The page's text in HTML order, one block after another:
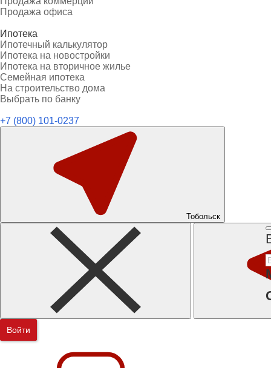
Продажа офиса
Ипотека
Ипотечный калькулятор
Ипотека на новостройки
Ипотека на вторичное жилье
Семейная ипотека
На строительство дома
Выбрать по банку
+7 (800) 101-0237
Тобольск
Войти